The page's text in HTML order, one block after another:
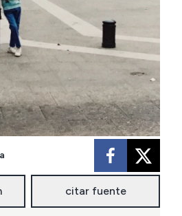
citar fuente